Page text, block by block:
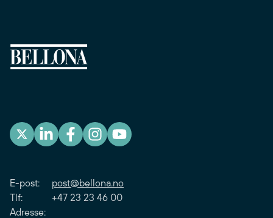
E-post: post@bellona.no
Tlf: +47 23 23 46 00
Adresse: